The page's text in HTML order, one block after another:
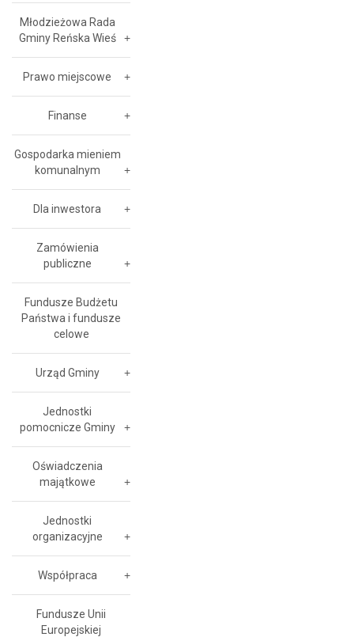
Młodzieżowa Rada
Gminy Reńska Wieś
Prawo miejscowe
Finanse
Gospodarka mieniem
komunalnym
Dla inwestora
Zamówienia
publiczne
Fundusze Budżetu
Państwa i fundusze
celowe
Urząd Gminy
Jednostki
pomocnicze Gminy
Oświadczenia
majątkowe
Jednostki
organizacyjne
Współpraca
Fundusze Unii
Europejskiej